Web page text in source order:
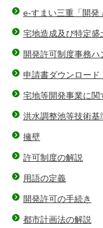
e-すまい三重「開発
宅地造成及び特定盛
開発許可制度事務ハ
申請書ダウンロード
宅地等開発事業に
洪水調整池等技術基
擁壁
許可制度の解説
用語の定義
開発許可の手続き
都市計画法の解説